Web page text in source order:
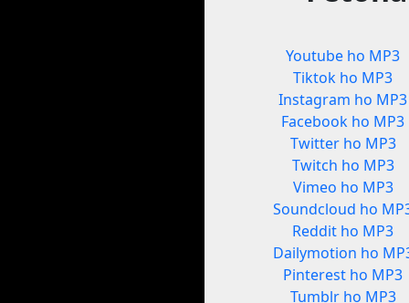
Youtube ho MP3
Tiktok ho MP3
Instagram ho MP3
Facebook ho MP3
Twitter ho MP3
Twitch ho MP3
Vimeo ho MP3
Soundcloud ho
Reddit ho MP3
Dailymotion ho
Pinterest ho MP3
Tumblr ho MP3